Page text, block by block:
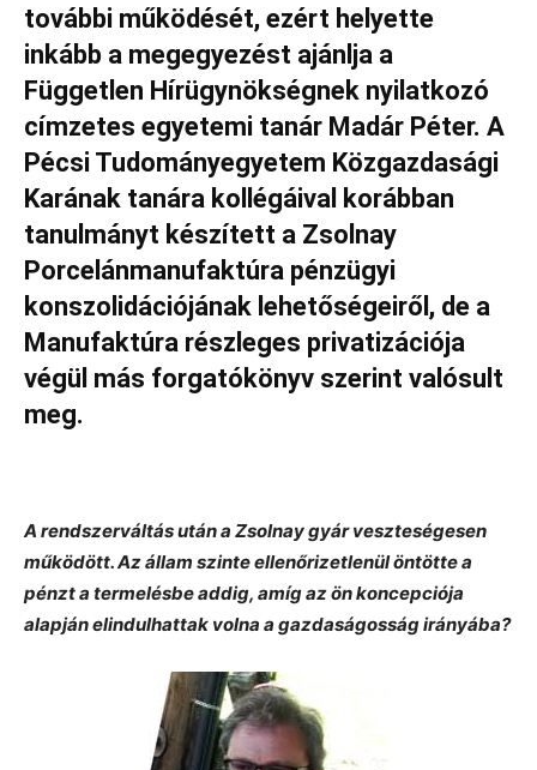
további működését, ezért helyette
inkább a megegyezést ajánlja a
Független Hírügynökségnek nyilatkozó
címzetes egyetemi tanár Madár Péter. A
Pécsi Tudományegyetem Közgazdasági
Karának tanára kollégáival korábban
tanulmányt készített a Zsolnay
Porcelánmanufaktúra pénzügyi
konszolidációjának lehetőségeiről, de a
Manufaktúra részleges privatizációja
végül más forgatókönyv szerint valósult
meg.
A rendszerváltás után a Zsolnay gyár veszteségesen
működött. Az állam szinte ellenőrizetlenül öntötte a
pénzt a termelésbe addig, amíg az ön koncepciója
alapján elindulhattak volna a gazdaságosság irányába?